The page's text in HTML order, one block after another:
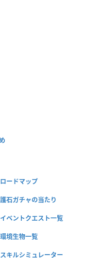
ロードマップ
護石ガチャの当たり
イベントクエスト一覧
環境生物一覧
スキルシミュレーター